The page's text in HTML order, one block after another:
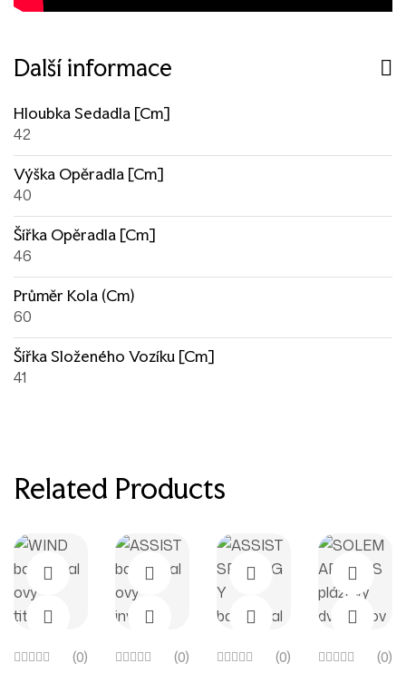
Další informace
Hloubka Sedadla [cm]
42
Výška Opěradla [cm]
40
Šířka Opěradla [cm]
46
Průměr Kola (cm)
60
Šířka Složeného Vozíku [cm]
41
Related Products
(0) (0) (0) (0)